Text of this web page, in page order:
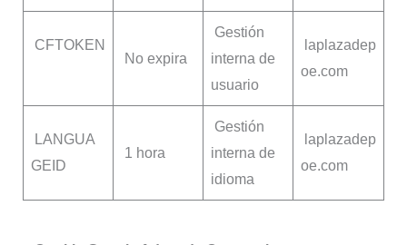
CFTOKEN
No expira
Gestión
interna de
usuario
laplazadep
oe.com
LANGUA
GEID
1 hora
Gestión
interna de
idioma
laplazadep
oe.com